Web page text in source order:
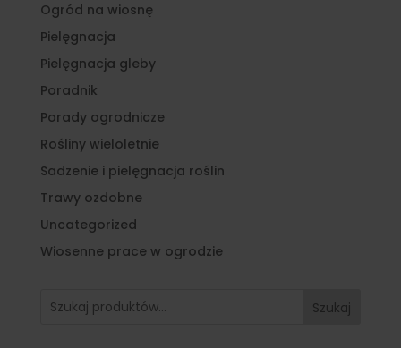
Ogród na wiosnę
Pielęgnacja
Pielęgnacja gleby
Poradnik
Porady ogrodnicze
Rośliny wieloletnie
Sadzenie i pielęgnacja roślin
Trawy ozdobne
Uncategorized
Wiosenne prace w ogrodzie
Szukaj